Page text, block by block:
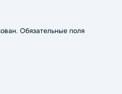
Обязательные поля